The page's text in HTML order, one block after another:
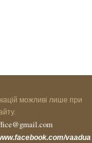
можливі лише при
vaadua